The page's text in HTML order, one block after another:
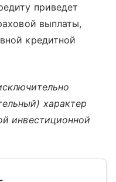
приведет
выплаты,
кредитной
характер
инвестиционной